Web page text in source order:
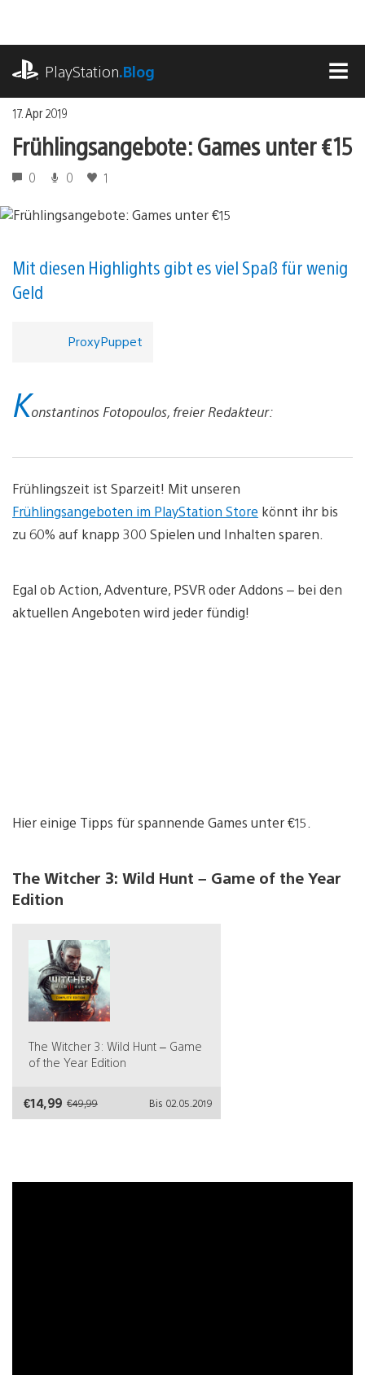
springen
PlayStation.Blog
17. Apr 2019
Frühlingsangebote: Games unter €15
0 0 1
Mit diesen Highlights gibt es viel Spaß für wenig
Geld
ProxyPuppet
Konstantinos Fotopoulos, freier Redakteur:
Frühlingszeit ist Sparzeit! Mit unseren
Frühlingsangeboten im PlayStation Store könnt ihr bis
zu 60% auf knapp 300 Spielen und Inhalten sparen.
Egal ob Action, Adventure, PSVR oder Addons – bei den
aktuellen Angeboten wird jeder fündig!
Hier einige Tipps für spannende Games unter €15.
The Witcher 3: Wild Hunt – Game of the Year
Edition
The Witcher 3: Wild Hunt – Game
of the Year Edition
€14,99 €49,99 Bis 02.05.2019